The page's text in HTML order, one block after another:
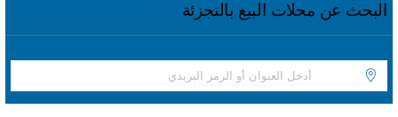
البحث عن محلات البيع بالتجزئة